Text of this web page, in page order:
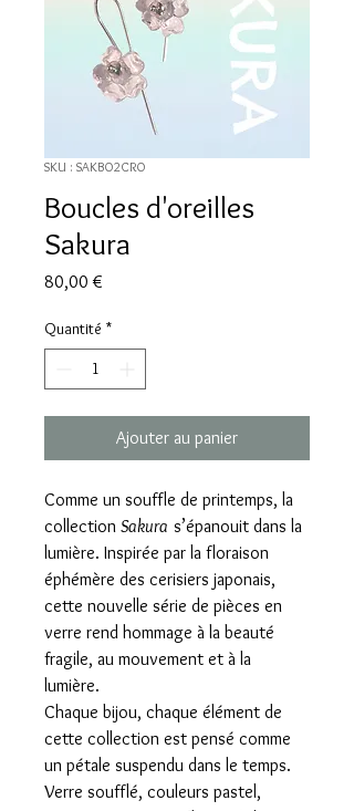
SKU : SAKBO2CRO
Boucles d'oreilles
Sakura
80,00 €
Quantité *
Ajouter au panier
Comme un souffle de printemps, la
collection Sakura s’épanouit dans la
lumière. Inspirée par la floraison
éphémère des cerisiers japonais,
cette nouvelle série de pièces en
verre rend hommage à la beauté
fragile, au mouvement et à la
lumière.
Chaque bijou, chaque élément de
cette collection est pensé comme
un pétale suspendu dans le temps.
Verre soufflé, couleurs pastel,